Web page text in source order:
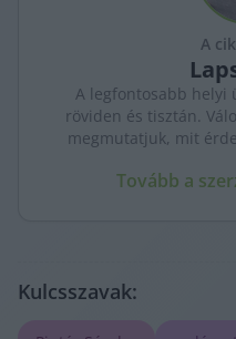
A
A legfontosabb helyi
röviden és tisztán.
megmutatjuk, mit
Tovább a
Kulcsszavak: